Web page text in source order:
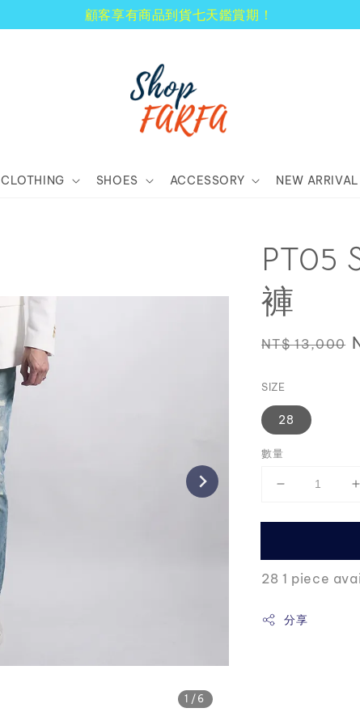
顧客享有商品到貨七天鑑賞期！
CLOTHING SHOES ACCESSORY NEW ARRIVAL
1 /6
PT05
褲
Regular
NT$ 13,000
SIZE
28
數量
28 1 piece
分享